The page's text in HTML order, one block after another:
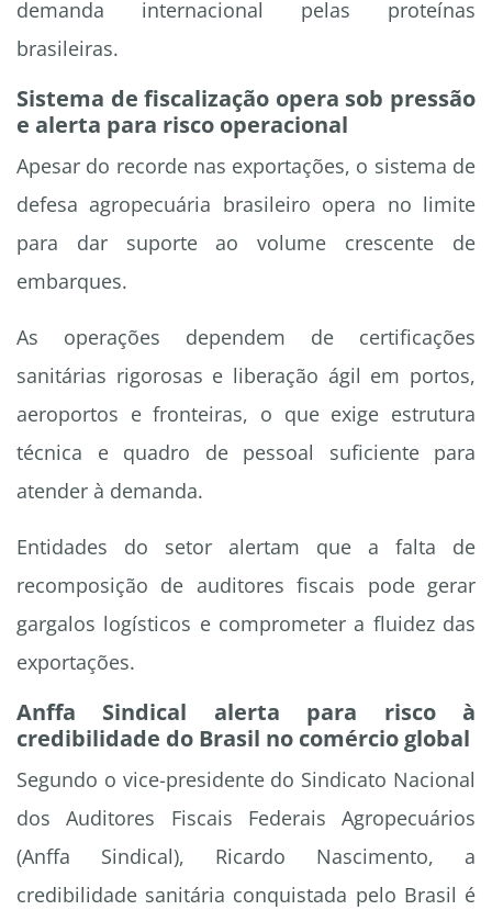
demanda internacional pelas proteínas
brasileiras.
Sistema de fiscalização opera sob pressão
e alerta para risco operacional
Apesar do recorde nas exportações, o sistema de
defesa agropecuária brasileiro opera no limite
para dar suporte ao volume crescente de
embarques.
As operações dependem de certificações
sanitárias rigorosas e liberação ágil em portos,
aeroportos e fronteiras, o que exige estrutura
técnica e quadro de pessoal suficiente para
atender à demanda.
Entidades do setor alertam que a falta de
recomposição de auditores fiscais pode gerar
gargalos logísticos e comprometer a fluidez das
exportações.
Anffa Sindical alerta para risco à
credibilidade do Brasil no comércio global
Segundo o vice-presidente do Sindicato Nacional
dos Auditores Fiscais Federais Agropecuários
(Anffa Sindical), Ricardo Nascimento, a
credibilidade sanitária conquistada pelo Brasil é